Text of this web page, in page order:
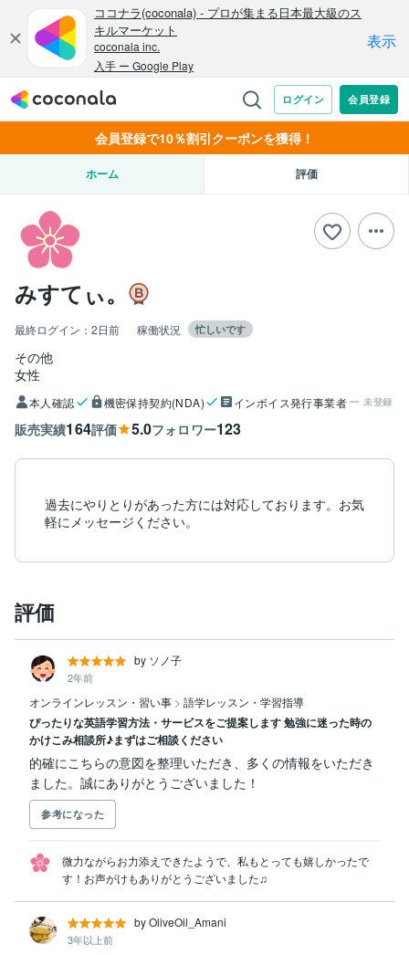
会員登録で10％割引クーポンを獲得！
ホーム 評価
みすてぃ。
最終ログイン： 2日前 稼働状況 忙しいです
その他
女性
本人確認 機密保持契約(NDA) インボイス発行事業者 未登録
販売実績164評価 5.0フォロワー123
過去にやりとりがあった方には対応しております。お気
軽にメッセージください。
評価
by ソノ子
2年前
オンラインレッスン・習い事 > 語学レッスン・学習指導
ぴったりな英語学習方法・サービスをご提案します 勉強に迷った時の
かけこみ相談所♪まずはご相談ください
的確にこちらの意図を整理いただき、多くの情報をいただき
ました。誠にありがとうございました！
参考になった
微力ながらお力添えできたようで、私もとっても嬉しかったで
す！お声がけもありがとうございました♫
by OliveOil_Amani
3年以上前